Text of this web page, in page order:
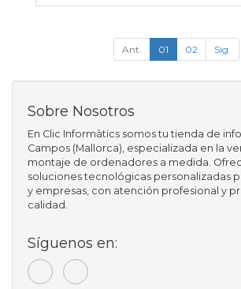
Ant. 01 02 Sig.
Sobre Nosotros
En Clic Informàtics somos tu tienda de
Campos (Mallorca), especializada en la
montaje de ordenadores a medida.
soluciones tecnológicas personalizadas
y empresas, con atención profesional y
calidad.
Síguenos en: